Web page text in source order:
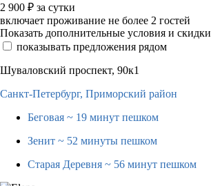
2 900 ₽ за сутки
включает проживание не более 2 гостей
Показать дополнительные условия и скидки
показывать предложения рядом
Шуваловский проспект, 90к1
Санкт-Петербург, Приморский район
Беговая ~ 19 минут пешком
Зенит ~ 52 минуты пешком
Старая Деревня ~ 56 минут пешком